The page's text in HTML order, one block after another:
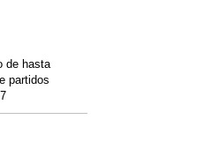
de hasta
partidos